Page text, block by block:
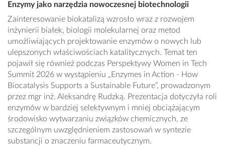
Enzymy jako narzędzia nowoczesnej biotechnologii
Zainteresowanie biokatalizą wzrosło wraz z rozwojem
inżynierii białek, biologii molekularnej oraz metod
umożliwiających projektowanie enzymów o nowych lub
ulepszonych właściwościach katalitycznych. Temat ten
pojawił się również podczas Perspektywy Women in Tech
Summit 2026 w wystąpieniu „Enzymes in Action - How
Biocatalysis Supports a Sustainable Future”, prowadzonym
przez mgr inż. Aleksandrę Rudzką. Prezentacja dotyczyła roli
enzymów w bardziej selektywnym i mniej obciążającym
środowisko wytwarzaniu związków chemicznych, ze
szczególnym uwzględnieniem zastosowań w syntezie
substancji o znaczeniu farmaceutycznym.